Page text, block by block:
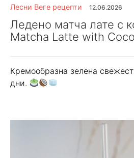
Лесни Веге рецепти 12.06.2026
Ледено матча лате с
Matcha Latte with
Кремообразна зелена
дни.